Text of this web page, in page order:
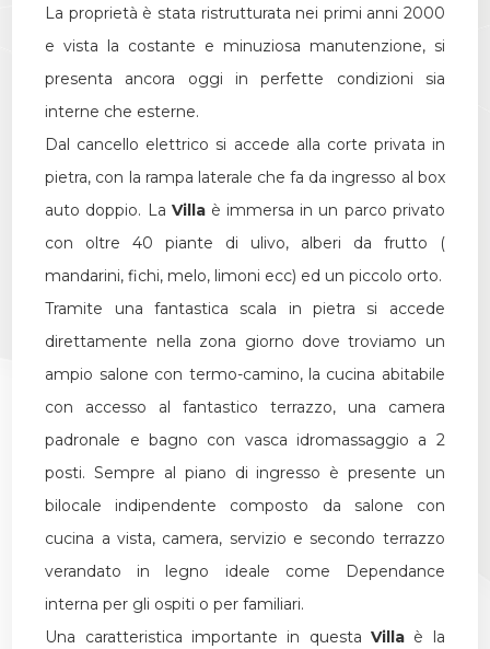
La proprietà è stata ristrutturata nei primi anni 2000
e vista la costante e minuziosa manutenzione, si
presenta ancora oggi in perfette condizioni sia
interne che esterne.
Dal cancello elettrico si accede alla corte privata in
pietra, con la rampa laterale che fa da ingresso al box
auto doppio. La Villaè immersa in un parco privato
con oltre 40 piante di ulivo, alberi da frutto (
mandarini, fichi, melo, limoni ecc) ed un piccolo orto.
Tramite una fantastica scala in pietra si accede
direttamente nella zona giorno dove troviamo un
ampio salone con termo-camino, la cucina abitabile
con accesso al fantastico terrazzo, una camera
padronale e bagno con vasca idromassaggio a 2
posti. Sempre al piano di ingresso è presente un
bilocale indipendente composto da salone con
cucina a vista, camera, servizio e secondo terrazzo
verandato in legno ideale come Dependance
interna per gli ospiti o per familiari.
Una caratteristica importante in questaVilla è la
Giardino
Posto auto/Box
Balcone/Terrazzo
Ascensore
Arredato
Nuova costruzione